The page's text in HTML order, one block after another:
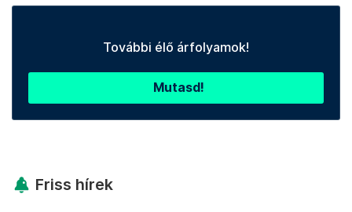
További élő árfolyamok!
Mutasd!
Friss hírek